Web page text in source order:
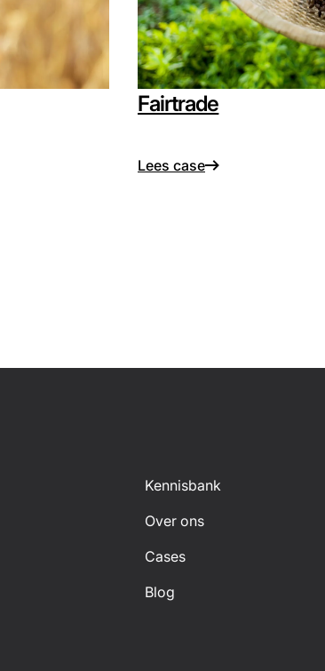
Fairtrade
Lees case
Kennisbank
Over ons
Cases
Blog